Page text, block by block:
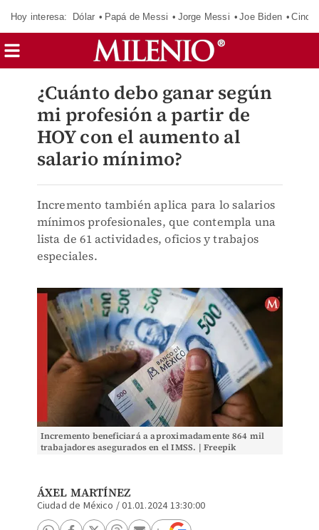
Hoy interesa: Dólar Papá de Messi Jorge Messi Joe Biden
¿Cuánto debo ganar según
mi profesión a partir de
HOY con el aumento al
salario mínimo?
Incremento también aplica para lo salarios
mínimos profesionales, que contempla una
lista de 61 actividades, oficios y trabajos
especiales.
Incremento beneficiará a aproximadamente 864 mil
trabajadores asegurados en el IMSS. | Freepik
ÁXEL MARTÍNEZ
Ciudad de México /01.01.2024 13:30:00